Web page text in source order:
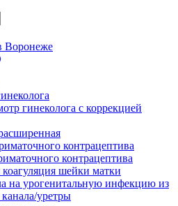
Воронеже
гинеколога с коррекцией
контрацептива
контрацептива
шейки матки
на урогенитальную инфекцию из
уретры